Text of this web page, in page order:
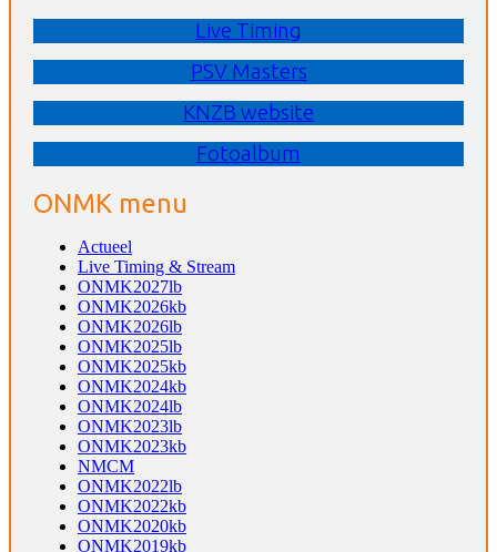
Live Timing
PSV Masters
KNZB website
Fotoalbum
ONMK menu
Actueel
Live Timing & Stream
ONMK2027lb
ONMK2026kb
ONMK2026lb
ONMK2025lb
ONMK2025kb
ONMK2024kb
ONMK2024lb
ONMK2023lb
ONMK2023kb
NMCM
ONMK2022lb
ONMK2022kb
ONMK2020kb
ONMK2019kb